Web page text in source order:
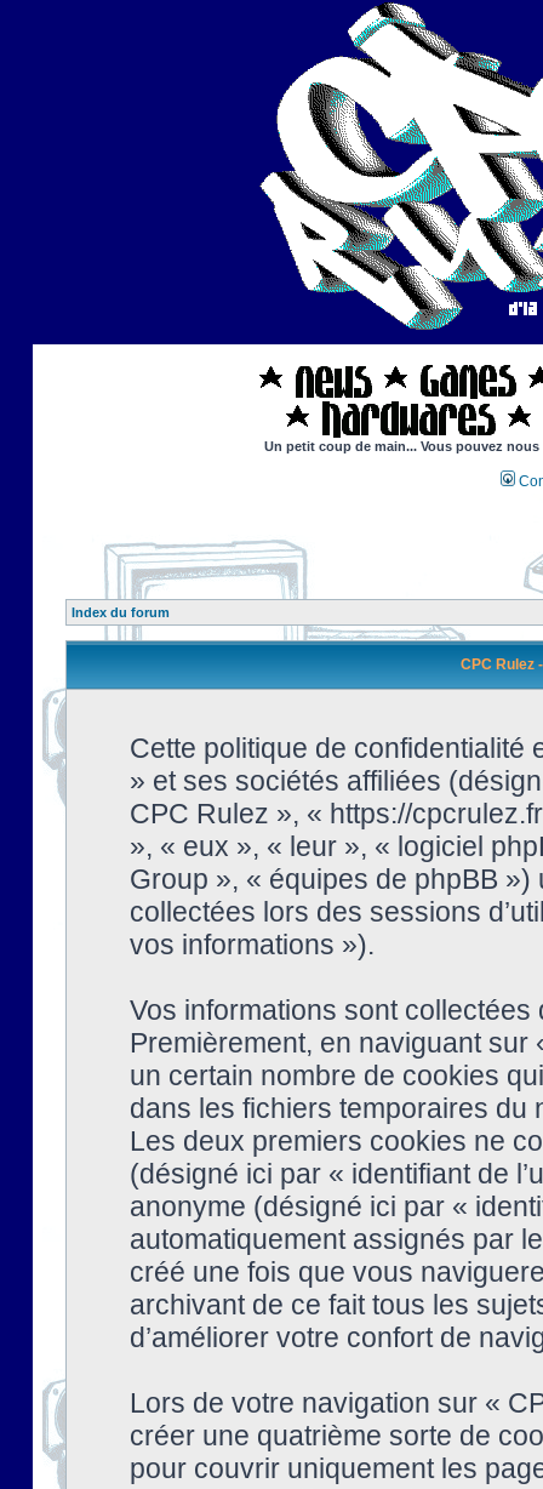
Un petit coup de main... Vous pouvez
Index du forum
CPC Rulez
Cette politique de confidentialité
» et ses sociétés affiliées
CPC Rulez », « https://
», « eux », « leur », « logiciel
Group », « équipes de phpBB
collectées lors des sessions
vos informations »).
Vos informations sont
Premièrement, en naviguant
un certain nombre de cookies
dans les fichiers temporaires du
Les deux premiers cookies ne
(désigné ici par « identifiant de
anonyme (désigné ici par «
automatiquement assignés par
créé une fois que vous
archivant de ce fait tous les
d’améliorer votre confort de
Lors de votre navigation sur «
créer une quatrième sorte de
pour couvrir uniquement les